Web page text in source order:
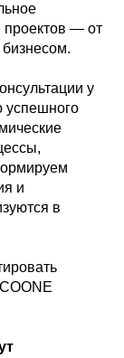
проектов — от
у
успешного
и
в